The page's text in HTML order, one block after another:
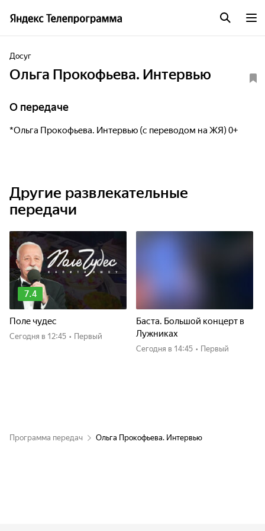
Досуг
Ольга Прокофьева. Интервью
О передаче
*Ольга Прокофьева. Интервью (с переводом на ЖЯ) 0+
Другие развлекательные
передачи
7.4
Поле чудес
Сегодня в 12:45 • Первый
Баста. Большой концерт в
Лужниках
Сегодня в 14:45 • Первый
Программа передач Ольга Прокофьева. Интервью